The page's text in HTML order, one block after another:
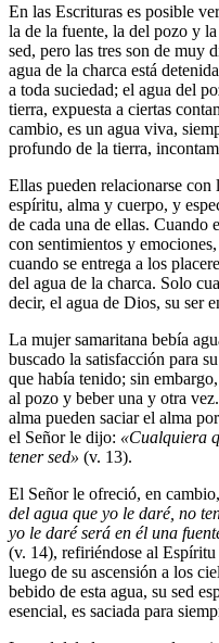
En las Escrituras es posible
la de la fuente, la del pozo y
sed, pero las tres son de muy
agua de la charca está
a toda suciedad; el agua del
tierra, expuesta a ciertas
cambio, es un agua viva,
profundo de la tierra,
Ellas pueden relacionarse con
espíritu, alma y cuerpo, y
de cada una de ellas. Cuando
con sentimientos y
cuando se entrega a los
del agua de la charca. Solo
decir, el agua de Dios, su ser
La mujer samaritana bebía
buscado la satisfacción para
que había tenido; sin
al pozo y beber una y otra
alma pueden saciar el alma
el Señor le dijo: «Cualquiera
tener sed» (v. 13).
El Señor le ofreció, en
del agua que yo le daré, no
yo le daré será en él una
(v. 14), refiriéndose al
luego de su ascensión a los
bebido de esta agua, su sed
esencial, es saciada para